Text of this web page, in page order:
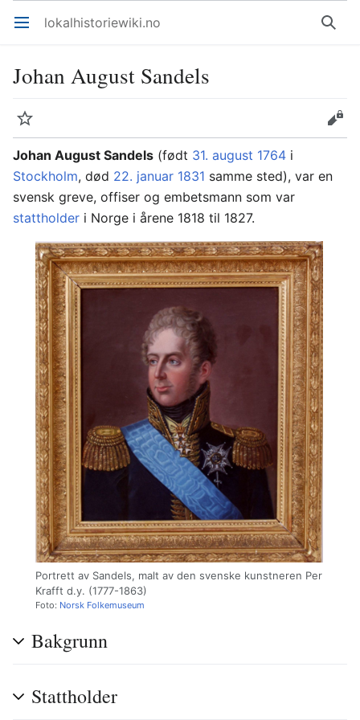
Åpne hovedmenyen lokalhistoriewiki.no Søk
Johan August Sandels
Overvåk
Rediger
Johan August Sandels (født 31. august 1764 i
Stockholm, død 22. januar 1831 samme sted), var en
svensk greve, offiser og embetsmann som var
stattholder i Norge i årene 1818 til 1827.
Portrett av Sandels, malt av den svenske kunstneren Per
Krafft d.y. (1777-1863)
Foto: Norsk Folkemuseum
Bakgrunn
Stattholder